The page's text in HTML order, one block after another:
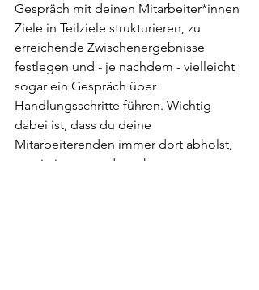
Gespräch mit deinen Mitarbeiter*innen
Ziele in Teilziele strukturieren, zu
erreichende Zwischenergebnisse
festlegen und - je nachdem - vielleicht
sogar ein Gespräch über
Handlungsschritte führen. Wichtig
dabei ist, dass du deine
Mitarbeiterenden immer dort abholst,
wo sie jetzt gerade stehen.